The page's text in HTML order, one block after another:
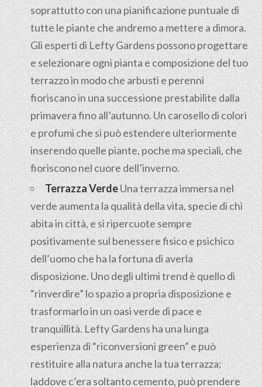
soprattutto con una pianificazione puntuale di
tutte le piante che andremo a mettere a dimora.
Gli esperti di Lefty Gardens possono progettare
e selezionare ogni pianta e composizione del tuo
terrazzo in modo che arbusti e perenni
fioriscano in una successione prestabilite dalla
primavera fino all’autunno. Un carosello di colori
e profumi che si può estendere ulteriormente
inserendo quelle piante, poche ma speciali, che
fioriscono nel cuore dell’inverno.
Terrazza VerdeUna terrazza immersa nel
verde aumenta la qualità della vita, specie di chi
abita in città, e si ripercuote sempre
positivamente sul benessere fisico e psichico
dell’uomo che ha la fortuna di averla
disposizione. Uno degli ultimi trend è quello di
“rinverdire” lo spazio a propria disposizione e
trasformarlo in un oasi verde di pace e
tranquillità. Lefty Gardens ha una lunga
esperienza di “riconversioni green” e può
restituire alla natura anche la tua terrazza;
laddove c’era soltanto cemento, può prendere